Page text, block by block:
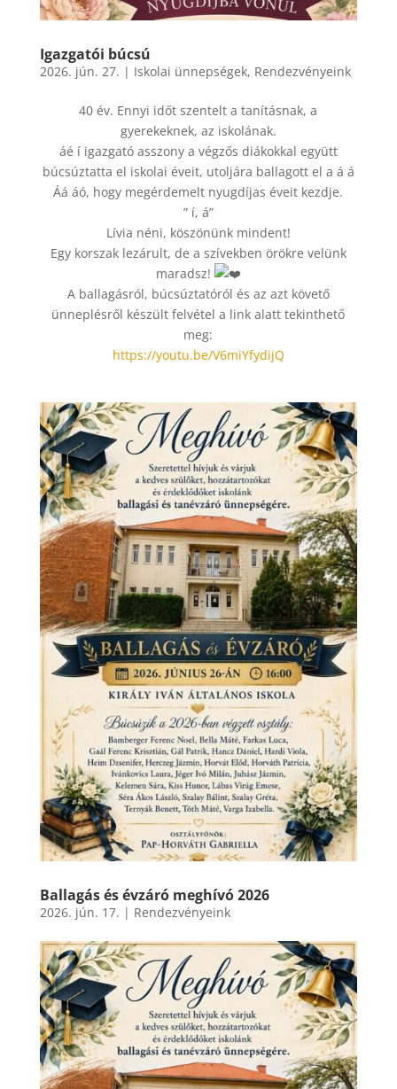
Igazgatói búcsú
2026. jún. 27. | Iskolai ünnepségek, Rendezvényeink
40 év. Ennyi időt szentelt a tanításnak, a
gyerekeknek, az iskolának.
áé í igazgató asszony a végzős diákokkal együtt
búcsúztatta el iskolai éveit, utoljára ballagott el a á á
Áá áó, hogy megérdemelt nyugdíjas éveit kezdje.
” í, á”
Lívia néni, köszönünk mindent!
Egy korszak lezárult, de a szívekben örökre velünk
maradsz!
A ballagásról, búcsúztatóról és az azt követő
ünneplésről készült felvétel a link alatt tekinthető
meg:
https://youtu.be/V6miYfydijQ
Ballagás és évzáró meghívó 2026
2026. jún. 17. | Rendezvényeink